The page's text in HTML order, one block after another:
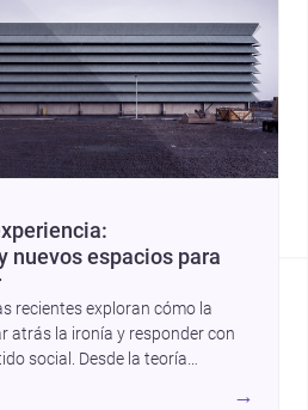
nuevos espacios para
recientes exploran cómo la
atrás la ironía y responder con
social. Desde la teoría
infantiles y una vivienda
→